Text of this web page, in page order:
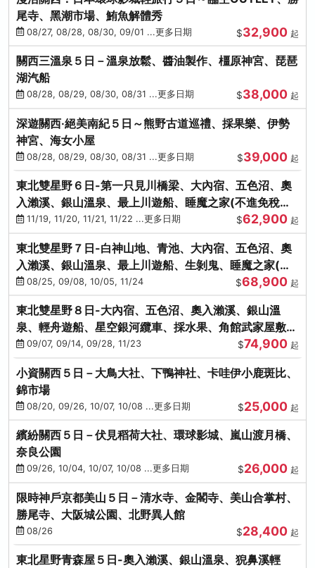
尾寺、黑潮市場、鮪魚解體秀
08/27, 08/28, 08/30, 09/01 ...更多日期 $32,900 起
關西三溫泉５日－溫泉放鬆、醬油製作、橿原神宮、琵琶
湖汽船
08/28, 08/29, 08/30, 08/31 ...更多日期 $38,000 起
深遊關西·絕美南紀５日～熊野古道巡禮、採果樂、伊勢
神宮、海女小屋
08/28, 08/29, 08/30, 08/31 ...更多日期 $39,000 起
東北雙星野６日-第一只見川橋梁、大內宿、五色沼、奧
入瀨溪、銀山溫泉、最上川遊船、睡魔之家(不進免稅店)
(仙/青)
11/19, 11/20, 11/21, 11/22 ...更多日期 $62,900 起
東北雙星野７日-白神山地、青池、大內宿、五色沼、奧
入瀨溪、銀山溫泉、最上川遊船、生剝鬼、睡魔之家(不
進免稅店)(仙/青)
08/25, 09/08, 10/05, 11/24 $68,900 起
東北雙星野８日-大內宿、五色沼、奧入瀨溪、銀山溫
泉、輕舟遊船、星空銀河纜車、採水果、角館武家屋敷
(不進免稅店)(仙/青)
09/07, 09/14, 09/28, 11/23 $74,900 起
小資關西５日－大鳥大社、下鴨神社、卡哇伊小鹿斑比、
錦市場
08/20, 09/26, 10/07, 10/08 ...更多日期 $25,000 起
繽紛關西５日－伏見稻荷大社、環球影城、嵐山渡月橋、
奈良公園
09/26, 10/04, 10/07, 10/08 ...更多日期 $26,000 起
限時神戶京都美山５日－清水寺、金閣寺、美山合掌村、
勝尾寺、大阪城公園、北野異人館
08/26 $28,400 起
東北星野青森屋５日-奧入瀨溪、銀山溫泉、猊鼻溪輕